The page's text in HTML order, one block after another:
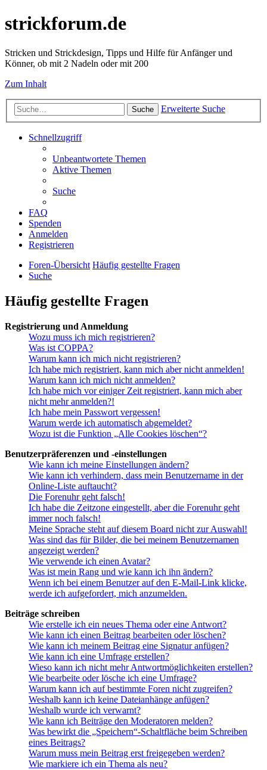
strickforum.de
Stricken und Strickdesign, Tipps und Hilfe für Anfänger und
Könner, ob mit 2 Nadeln oder mit 200
Zum Inhalt
Suche Erweiterte Suche
Schnellzugriff
Unbeantwortete Themen
Aktive Themen
Suche
FAQ
Spenden
Anmelden
Registrieren
Foren-Übersicht Häufig gestellte Fragen
Suche
Häufig gestellte Fragen
Registrierung und Anmeldung
Wozu muss ich mich registrieren?
Was ist COPPA?
Warum kann ich mich nicht registrieren?
Ich habe mich registriert, kann mich aber nicht anmelden!
Warum kann ich mich nicht anmelden?
Ich habe mich vor einiger Zeit registriert, kann mich aber
nicht mehr anmelden?!
Ich habe mein Passwort vergessen!
Warum werde ich automatisch abgemeldet?
Wozu ist die Funktion „Alle Cookies löschen“?
Benutzerpräferenzen und -einstellungen
Wie kann ich meine Einstellungen ändern?
Wie kann ich verhindern, dass mein Benutzername in der
Online-Liste auftaucht?
Die Forenuhr geht falsch!
Ich habe die Zeitzone eingestellt, aber die Forenuhr geht
immer noch falsch!
Meine Sprache steht auf diesem Board nicht zur Auswahl!
Was sind das für Bilder, die bei meinem Benutzernamen
angezeigt werden?
Wie verwende ich einen Avatar?
Was ist mein Rang und wie kann ich ihn ändern?
Wenn ich bei einem Benutzer auf den E-Mail-Link klicke,
werde ich aufgefordert, mich anzumelden.
Beiträge schreiben
Wie erstelle ich ein neues Thema oder eine Antwort?
Wie kann ich einen Beitrag bearbeiten oder löschen?
Wie kann ich meinem Beitrag eine Signatur anfügen?
Wie kann ich eine Umfrage erstellen?
Wieso kann ich nicht mehr Antwortmöglichkeiten erstellen?
Wie bearbeite oder lösche ich eine Umfrage?
Warum kann ich auf bestimmte Foren nicht zugreifen?
Weshalb kann ich keine Dateianhänge anfügen?
Weshalb wurde ich verwarnt?
Wie kann ich Beiträge den Moderatoren melden?
Was bewirkt die „Speichern“-Schaltfläche beim Schreiben
eines Beitrags?
Warum muss mein Beitrag erst freigegeben werden?
Wie markiere ich ein Thema als neu?